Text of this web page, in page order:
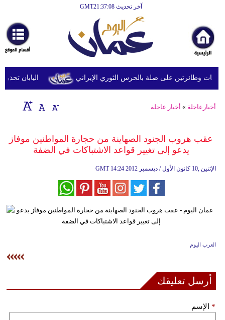
آخر تحديث GMT21:37:08
أخبارعاجلة
رياضة
ثقافة
إقتصاد
وموسيقى
سياحة
ديكور
اليابان تحذر من وطائرتين على صلة بالحرس الثوري الإيراني
أخبارعاجلة » أخبار عاجلة
عقب هروب الجنود الصهاينة من حجارة المواطنين موفاز
يدعو إلى تغيير قواعد الاشتباكات في الضفة
GMT 14:24 2012 الإثنين ,10 كانون الأول / ديسمبر
العرب اليوم
أرسل تعليقك
الإسم *